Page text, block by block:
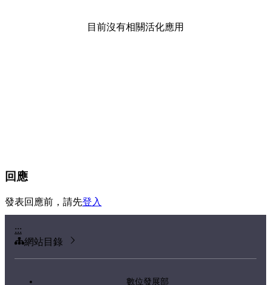
目前沒有相關活化應用
回應
發表回應前，請先登入
:::
網站目錄
數位發展部